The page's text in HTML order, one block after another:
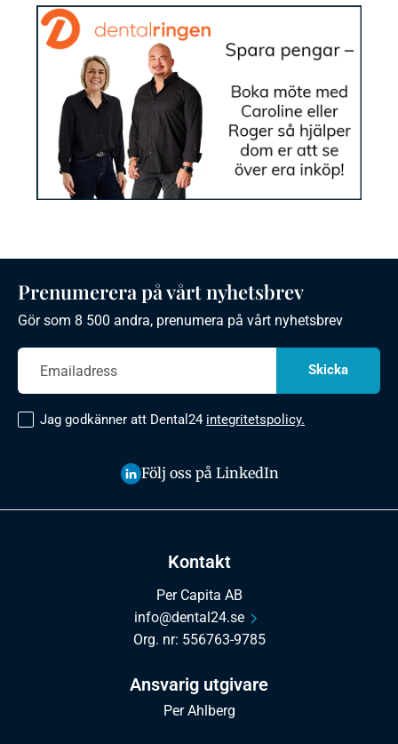
Kontakt
Per Capita AB
info@dental24.se
Org. nr: 556763-9785
Ansvarig utgivare
Per Ahlberg
Prenumerera på vårt nyhetsbrev
Gör som 8 500 andra, prenumera på vårt nyhetsbrev
Jag godkänner att Dental24 integritetspolicy.
Följ oss på LinkedIn